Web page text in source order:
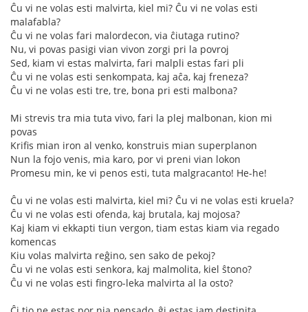
Ĉu vi ne volas esti malvirta, kiel mi? Ĉu vi ne volas esti
malafabla?
Ĉu vi ne volas fari malordecon, via ĉiutaga rutino?
Nu, vi povas pasigi vian vivon zorgi pri la povroj
Sed, kiam vi estas malvirta, fari malpli estas fari pli
Ĉu vi ne volas esti senkompata, kaj aĉa, kaj freneza?
Ĉu vi ne volas esti tre, tre, bona pri esti malbona?
Mi strevis tra mia tuta vivo, fari la plej malbonan, kion mi
povas
Krifis mian iron al venko, konstruis mian superplanon
Nun la fojo venis, mia karo, por vi preni vian lokon
Promesu min, ke vi penos esti, tuta malgracanto! He-he!
Ĉu vi ne volas esti malvirta, kiel mi? Ĉu vi ne volas esti kruela?
Ĉu vi ne volas esti ofenda, kaj brutala, kaj mojosa?
Kaj kiam vi ekkapti tiun vergon, tiam estas kiam via regado
komencas
Kiu volas malvirta reĝino, sen sako de pekoj?
Ĉu vi ne volas esti senkora, kaj malmolita, kiel ŝtono?
Ĉu vi ne volas esti fingro-leka malvirta al la osto?